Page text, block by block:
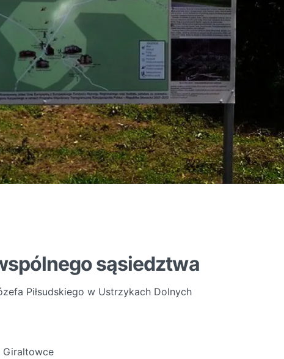
sąsiedztwa
Piłsudskiego w Ustrzykach Dolnych
Giraltowce